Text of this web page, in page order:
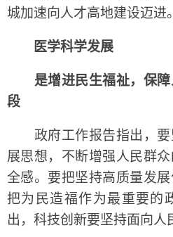
城加速向人才高地建设迈进。
医学科学发展
是增进民生福祉，保障
段
政府工作报告指出，要
展思想，不断增强人民群
全感。要把坚持高质量发展
把为民造福作为最重要的
出，科技创新要坚持面向人